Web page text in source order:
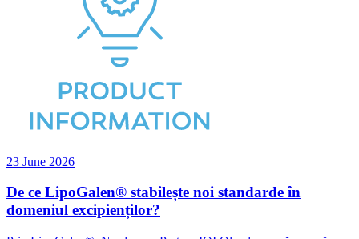
23 June 2026
De ce LipoGalen® stabilește noi standarde în
domeniul excipienților?